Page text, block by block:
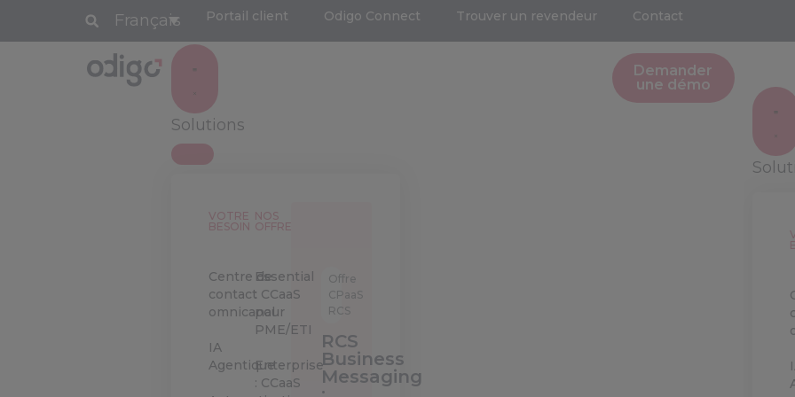
Français Portail client Odigo Connect Trouver un revendeur Contact
Solutions
VOTRE
BESOIN
Centre de
contact
omnicanal
IA
Agentique
NOS
OFFRES
Essential
: CCaaS
pour
PME/ETI
Enterprise
: CCaaS
Offre
CPaaS
RCS
RCS
Business
Messaging
Demander
une démo